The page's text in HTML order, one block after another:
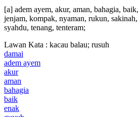
[a] adem ayem, akur, aman, bahagia,
jenjam, kompak, nyaman, rukun, sakinah,
syahdu, tenang, tenteram;
Lawan Kata : kacau balau; rusuh
damai
adem ayem
akur
aman
bahagia
baik
enak